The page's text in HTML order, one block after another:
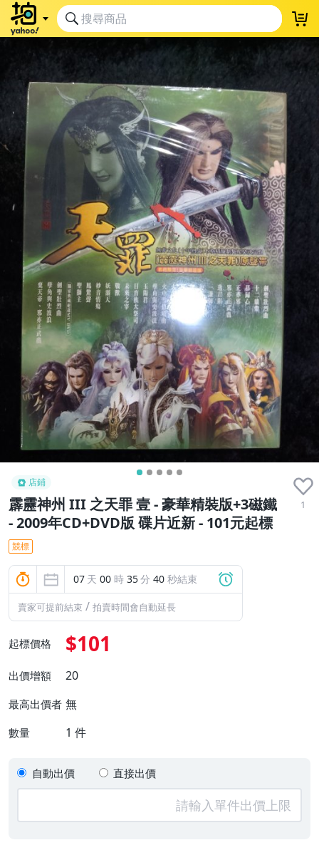
店鋪
霹靂神州 III 之天罪 壹 - 豪華精裝版+3磁鐵
- 2009年CD+DVD版 碟片近新 - 101元起標
1
競標
07 天 00 時 35分 39 秒結束
賣家可提前結束 / 拍賣時間會自動延長
起標價格 $101
出價增額 20
最高出價者 無
數量 1 件
自動出價 直接出價